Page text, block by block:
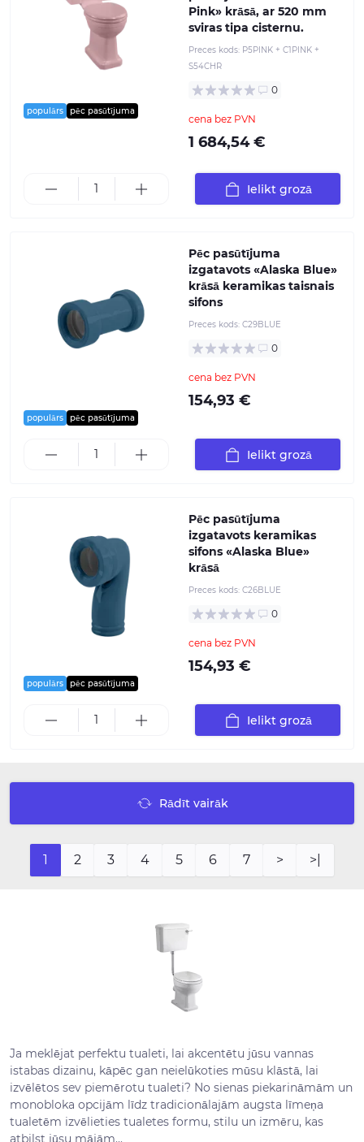
populārs pēc pasūtījuma
Pink» krāsā, ar 520 mm
sviras tipa cisternu.
Preces kods: P5PINK + C1PINK +
S54CHR
0
cena bez PVN
1 684,54 €
Ielikt grozā
populārs pēc pasūtījuma
Pēc pasūtījuma
izgatavots «Alaska Blue»
krāsā keramikas taisnais
sifons
Preces kods: C29BLUE
0
cena bez PVN
154,93 €
Ielikt grozā
populārs pēc pasūtījuma
Pēc pasūtījuma
izgatavots keramikas
sifons «Alaska Blue»
krāsā
Preces kods: C26BLUE
0
cena bez PVN
154,93 €
Ielikt grozā
Rādīt vairāk
1 2 3 4 5 6 7 > >|
Ja meklējat perfektu tualeti, lai akcentētu jūsu vannas
istabas dizainu, kāpēc gan neielūkoties mūsu klāstā, lai
izvēlētos sev piemērotu tualeti? No sienas piekarināmām un
monobloka opcijām līdz tradicionālajām augsta līmeņa
tualetēm izvēlieties tualetes formu, stilu un izmēru, kas
atbilst jūsu mājām...